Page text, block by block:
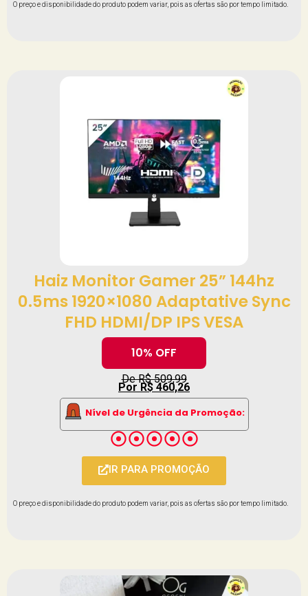
O preço e disponibilidade do produto podem variar, pois as ofertas são por tempo limitado.
Haiz Monitor Gamer 25” 144hz
0.5ms 1920×1080 Adaptative Sync
FHD HDMI/DP IPS VESA
10% OFF
De R$ 509,99
Por R$ 460,26
Nível de Urgência da Promoção:
IR PARA PROMOÇÃO
O preço e disponibilidade do produto podem variar, pois as ofertas são por tempo limitado.